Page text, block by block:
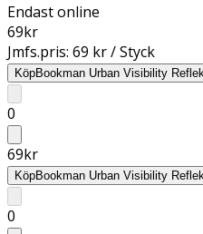
Endast online
69kr
Jmfs.pris: 69 kr / Styck
KöpBookman Urban Visibility
0
69kr
KöpBookman Urban Visibility
0